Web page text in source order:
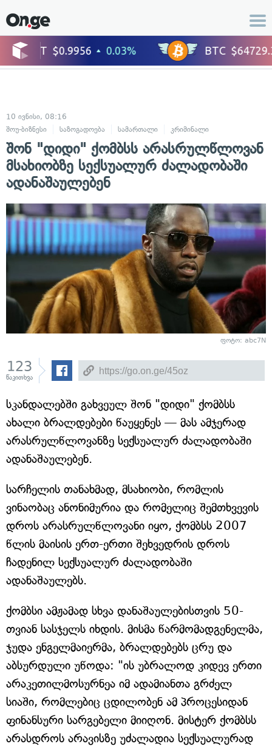
10 ივნისი, 08:16
შოუ-ბიზნესი
საზოგადოება სამართალი კრიმინალი
შონ "დიდი" ქომბსს არასრულწლოვან
მსახიობზე სექსუალურ ძალადობაში
ადანაშაულებენ
ფოტო: abc7N
123
წაკითხვა
სკანდალებში გახვეულ შონ "დიდი" ქომბსს
ახალი ბრალდებები წაუყენეს — მას ამჯერად
არასრულწლოვანზე სექსუალურ ძალადობაში
ადანაშაულებენ.
სარჩელის თანახმად, მსახიობი, რომლის
ვინაობაც ანონიმურია და რომელიც შემთხვევის
დროს არასრულწლოვანი იყო, ქომბსს 2007
წლის მაისის ერთ-ერთი შეხვედრის დროს
ჩადენილ სექსუალურ ძალადობაში
ადანაშაულებს.
ქომბსი ამჟამად სხვა დანაშაულებისთვის 50-
თვიან სასჯელს იხდის. მისმა წარმომადგენელმა,
ჯუდა ენგელმაიერმა, ბრალდებებს ცრუ და
აბსურდული უწოდა: "ის უბრალოდ კიდევ ერთი
არაკეთილმოსურნეა იმ ადამიანთა გრძელ
სიაში, რომლებიც ცდილობენ ამ პროცესიდან
ფინანსური სარგებელი მიიღონ. მისტერ ქომბსს
არასდროს არავისზე უძალადია სექსუალურად